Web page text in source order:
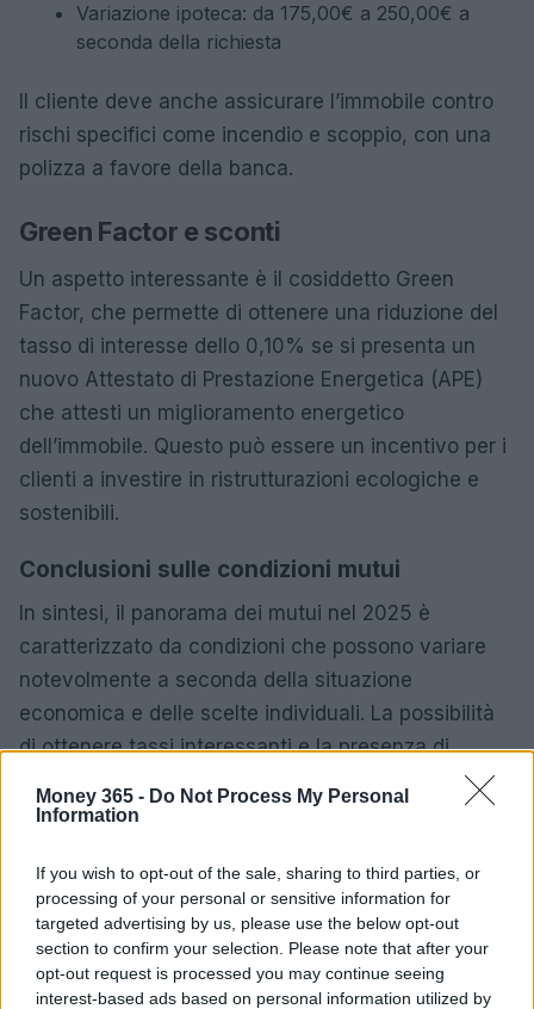
Money 365 - Do Not Process My Personal
Information
If you wish to opt-out of the sale, sharing to third parties, or
processing of your personal or sensitive information for
targeted advertising by us, please use the below opt-out
section to confirm your selection. Please note that after your
opt-out request is processed you may continue seeing
interest-based ads based on personal information utilized by
Variazione ipoteca: da 175,00€ a 250,00€ a
seconda della richiesta
Il cliente deve anche assicurare l’immobile contro
rischi specifici come incendio e scoppio, con una
polizza a favore della banca.
Green Factor e sconti
Un aspetto interessante è il cosiddetto Green
Factor, che permette di ottenere una riduzione del
tasso di interesse dello 0,10% se si presenta un
nuovo Attestato di Prestazione Energetica (APE)
che attesti un miglioramento energetico
dell’immobile. Questo può essere un incentivo per i
clienti a investire in ristrutturazioni ecologiche e
sostenibili.
Conclusioni sulle condizioni mutui
In sintesi, il panorama dei mutui nel 2025 è
caratterizzato da condizioni che possono variare
notevolmente a seconda della situazione
economica e delle scelte individuali. La possibilità
di ottenere tassi interessanti e la presenza di
periodo un’opportunità per chi desidera investire
È sempre consigliabile informarsi adeguatamente e
considerare tutte le variabili in gioco prima di
prendere una decisione finale sul mutuo.